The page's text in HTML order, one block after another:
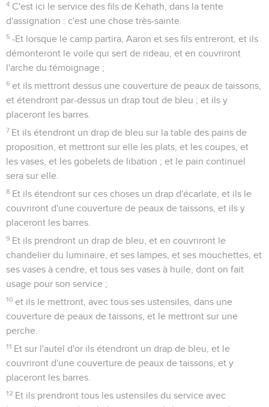
4 C'est ici le service des fils de Kehath, dans la tente
d'assignation : c'est une chose très-sainte.
5 -Et lorsque le camp partira, Aaron et ses fils entreront, et ils
démonteront le voile qui sert de rideau, et en couvriront
l'arche du témoignage ;
6 et ils mettront dessus une couverture de peaux de taissons,
et étendront par-dessus un drap tout de bleu ; et ils y
placeront les barres.
7 Et ils étendront un drap de bleu sur la table des pains de
proposition, et mettront sur elle les plats, et les coupes, et
les vases, et les gobelets de libation ; et le pain continuel
sera sur elle.
8 Et ils étendront sur ces choses un drap d'écarlate, et ils le
couvriront d'une couverture de peaux de taissons, et ils y
placeront les barres.
9 Et ils prendront un drap de bleu, et en couvriront le
chandelier du luminaire, et ses lampes, et ses mouchettes, et
ses vases à cendre, et tous ses vases à huile, dont on fait
usage pour son service ;
10 et ils le mettront, avec tous ses ustensiles, dans une
couverture de peaux de taissons, et le mettront sur une
perche.
11 Et sur l'autel d'or ils étendront un drap de bleu, et le
couvriront d'une couverture de peaux de taissons, et y
placeront les barres.
12 Et ils prendront tous les ustensiles du service avec